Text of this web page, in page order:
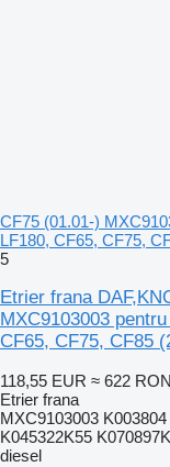
CF75 (01.01-)
LF180, CF65, CF75,
5
Etrier frana
MXC9103003
CF65, CF75, CF85
118,55 EUR ≈ 622 RON
Etrier frana
MXC9103003
K045322K55
diesel